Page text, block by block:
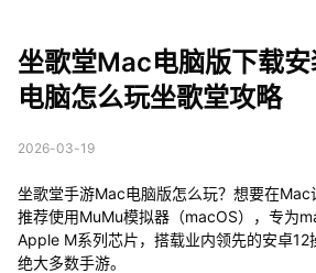
坐歌堂Mac电脑版下载
电脑怎么玩坐歌堂攻略
2026-03-19
坐歌堂手游Mac电脑版怎么玩？想要在Mac
推荐使用MuMu模拟器（macOS），专为
Apple M系列芯片，搭载业内领先的安卓12
绝大多数手游。